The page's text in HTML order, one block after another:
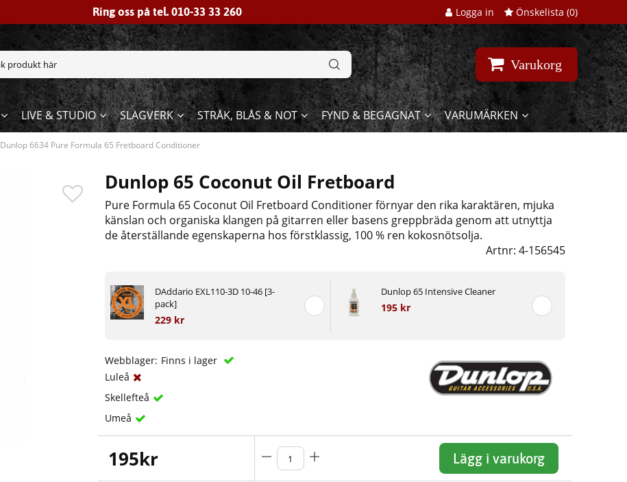
Ring oss på tel. 010-33 33 260 Logga in Önskelista (0)
Varukorg
LIVE & STUDIO SLAGVERK STRÅK, BLÅS & NOT FYND & BEGAGNAT VARUMÄRKEN
Dunlop 6634 Pure Formula 65 Fretboard Conditioner
Dunlop 65 Coconut Oil Fretboard
Pure Formula 65 Coconut Oil Fretboard Conditioner förnyar den rika karaktären, mjuka
känslan och organiska klangen på gitarren eller basens greppbräda genom att utnyttja
de återställande egenskaperna hos förstklassig, 100 % ren kokosnötsolja.
Artnr: 4-156545
DAddario EXL110-3D 10-46 [3-
pack]
229 kr
Dunlop 65 Intensive Cleaner
195 kr
Webblager: Finns i lager
Luleå
Skellefteå
Umeå
195kr Lägg i varukorg